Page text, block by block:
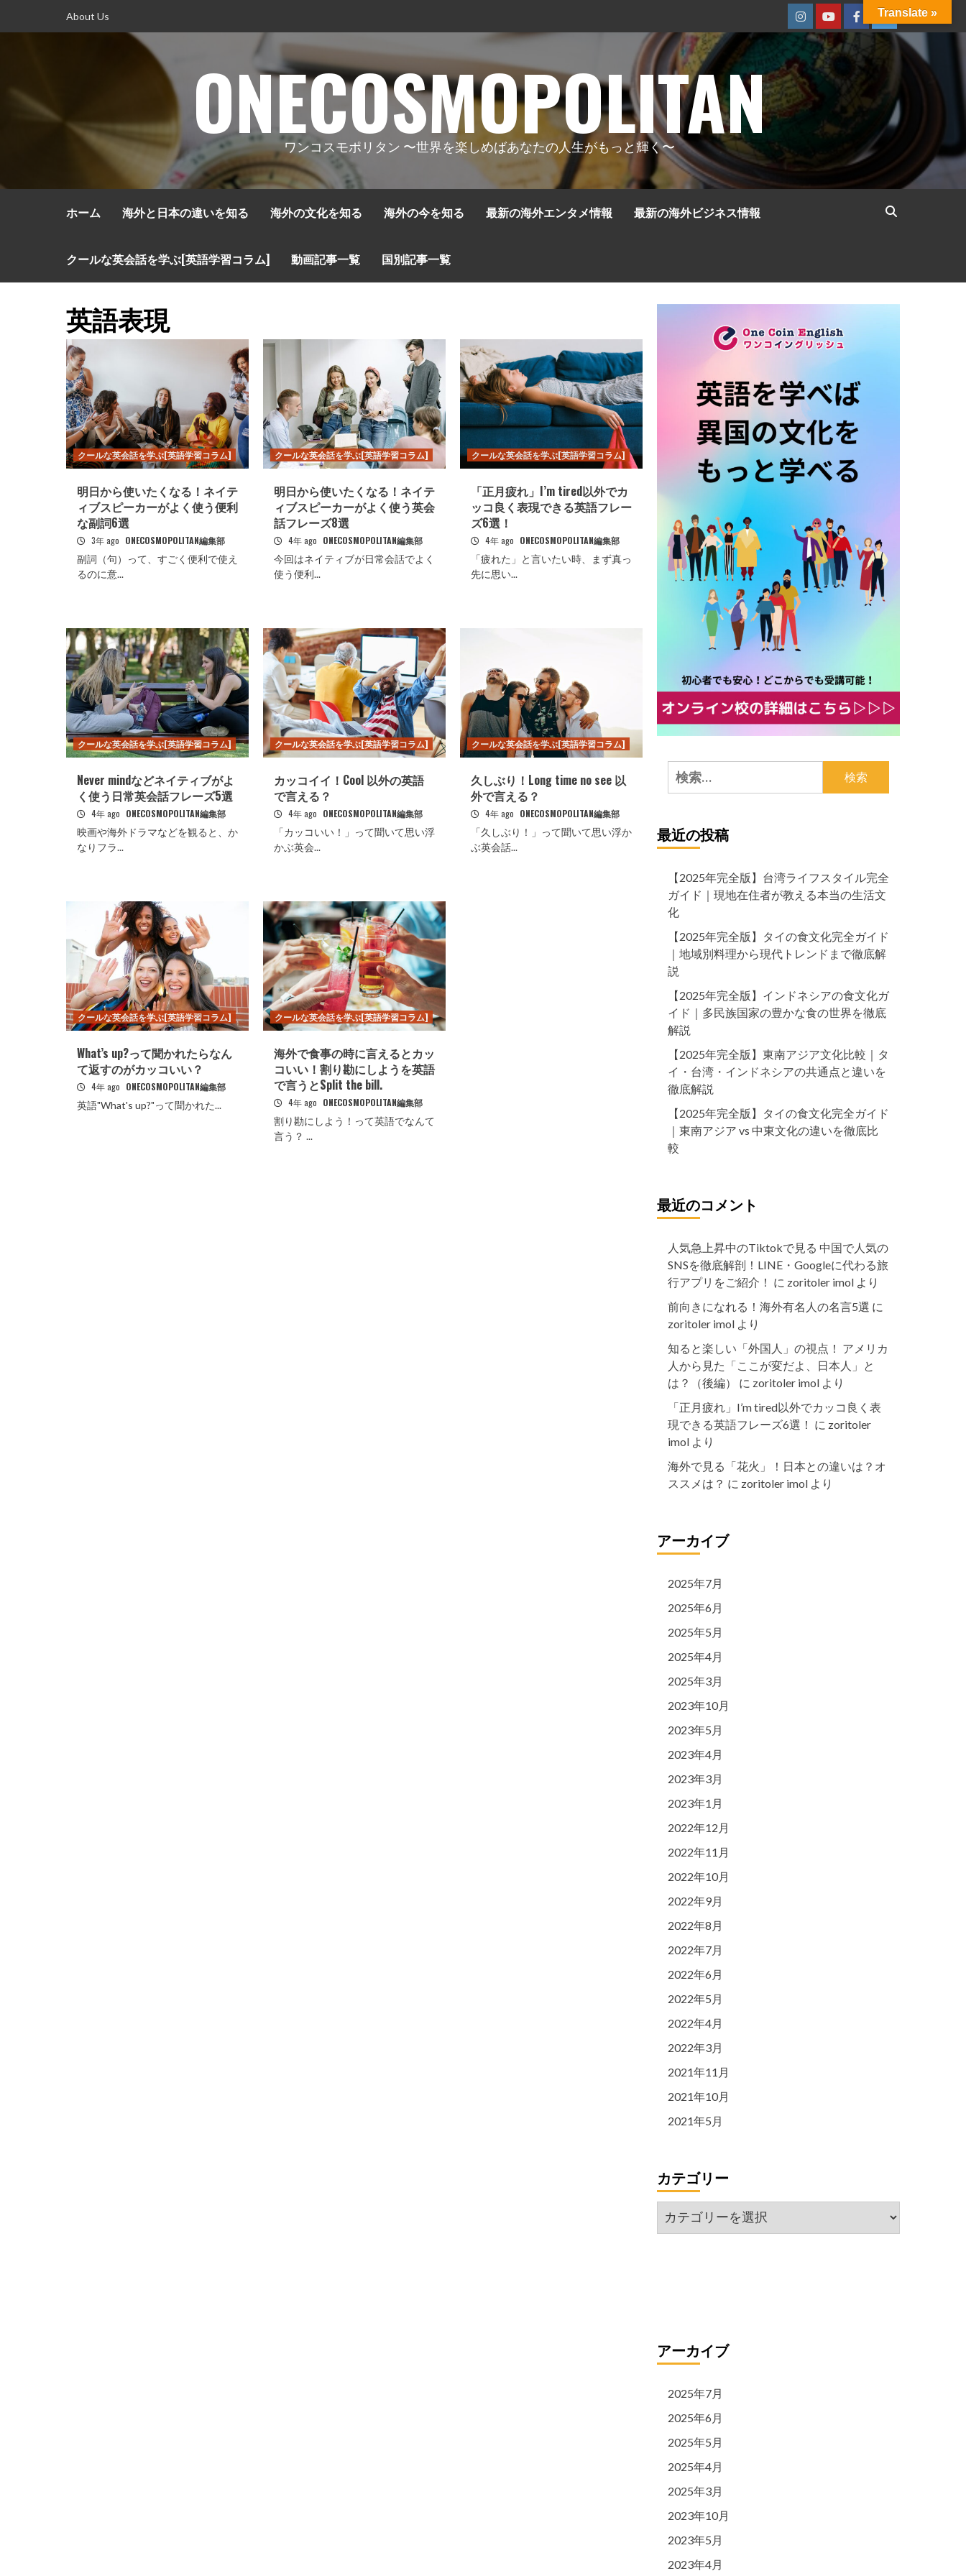
プ
About Us
InstagramYoutubeFacebook
Twitter
ONECOSMOPOLITAN
ワンコスモポリタン 〜世界を楽しめばあなたの人生がもっと輝く〜
ホーム 海外と日本の違いを知る 海外の文化を知る 海外の今を知る 最新の海外エンタメ情報 最新の海外ビジネス情報
クールな英会話を学ぶ[英語学習コラム] 動画記事一覧 国別記事一覧
英語表現
クールな英会話を学ぶ[英語学習コラム]
明日から使いたくなる！ネイテ
ィブスピーカーがよく使う便利
な副詞6選
3年 ago ONECOSMOPOLITAN編集部
副詞（句）って、すごく便利で使え
るのに意...
クールな英会話を学ぶ[英語学習コラム]
明日から使いたくなる！ネイテ
ィブスピーカーがよく使う英会
話フレーズ8選
4年 ago ONECOSMOPOLITAN編集部
今回はネイティブが日常会話でよく
使う便利...
クールな英会話を学ぶ[英語学習コラム]
「正月疲れ」I’m tired以外でカ
ッコ良く表現できる英語フレー
ズ6選！
4年 ago ONECOSMOPOLITAN編集部
「疲れた」と言いたい時、まず真っ
先に思い...
クールな英会話を学ぶ[英語学習コラム]
Never mindなどネイティブがよ
く使う日常英会話フレーズ5選
4年 ago ONECOSMOPOLITAN編集部
映画や海外ドラマなどを観ると、か
なりフラ...
クールな英会話を学ぶ[英語学習コラム]
カッコイイ！Cool 以外の英語
で言える？
4年 ago ONECOSMOPOLITAN編集部
「カッコいい！」って聞いて思い浮
かぶ英会...
クールな英会話を学ぶ[英語学習コラム]
久しぶり！Long time no see 以
外で言える？
4年 ago ONECOSMOPOLITAN編集部
「久しぶり！」って聞いて思い浮か
ぶ英会話...
クールな英会話を学ぶ[英語学習コラム]
What’s up?って聞かれたらなん
て返すのがカッコいい？
4年 ago ONECOSMOPOLITAN編集部
英語"What's up?"って聞かれた...
クールな英会話を学ぶ[英語学習コラム]
海外で食事の時に言えるとカッ
コいい！割り勘にしようを英語
で言うとSplit the bill.
4年 ago ONECOSMOPOLITAN編集部
割り勘にしよう！って英語でなんて
言う？ ...
検
索:
最近の投稿
【2025年完全版】台湾ライフスタイル完全
ガイド｜現地在住者が教える本当の生活文
化
【2025年完全版】タイの食文化完全ガイド
｜地域別料理から現代トレンドまで徹底解
説
【2025年完全版】インドネシアの食文化ガ
イド｜多民族国家の豊かな食の世界を徹底
解説
【2025年完全版】東南アジア文化比較｜タ
イ・台湾・インドネシアの共通点と違いを
徹底解説
【2025年完全版】タイの食文化完全ガイド
｜東南アジア vs 中東文化の違いを徹底比
較
最近のコメント
人気急上昇中のTiktokで見る 中国で人気の
SNSを徹底解剖！LINE・Googleに代わる旅
行アプリをご紹介！ に zoritoler imol より
前向きになれる！海外有名人の名言5選 に
zoritoler imol より
知ると楽しい「外国人」の視点！ アメリカ
人から見た「ここが変だよ、日本人」と
は？（後編）
に zoritoler imol より
「正月疲れ」I’m tired以外でカッコ良く表
現できる英語フレーズ6選！ に zoritoler
imol より
海外で見る「花火」！日本との違いは？オ
ススメは？ に zoritoler imol より
アーカイブ
2025年7月
2025年6月
2025年5月
2025年4月
2025年3月
2023年10月
2023年5月
2023年4月
2023年3月
2023年1月
2022年12月
2022年11月
2022年10月
2022年9月
2022年8月
2022年7月
2022年6月
2022年5月
2022年4月
2022年3月
2021年11月
2021年10月
2021年5月
カテゴリー
アーカイブ
2025年7月
2025年6月
2025年5月
2025年4月
2025年3月
2023年10月
2023年5月
2023年4月
Translate »